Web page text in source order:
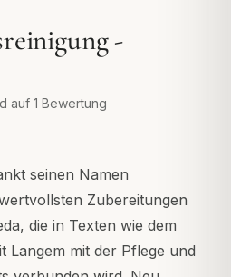
-
auf 1 Bewertung
seinen Namen
Zubereitungen
die in Texten wie dem
Langem mit der Pflege und